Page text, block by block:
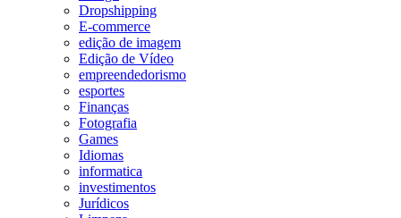
Dropshipping
E-commerce
edição de imagem
Edição de Vídeo
empreendedorismo
esportes
Finanças
Fotografia
Games
Idiomas
informatica
investimentos
Jurídicos